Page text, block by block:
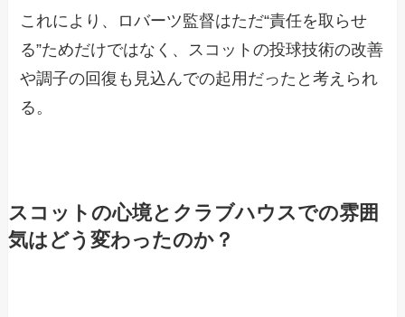
これにより、ロバーツ監督はただ“責任を取らせ
る”ためだけではなく、スコットの投球技術の改善
や調子の回復も見込んでの起用だったと考えられ
る。
スコットの心境とクラブハウスでの雰囲
気はどう変わったのか？